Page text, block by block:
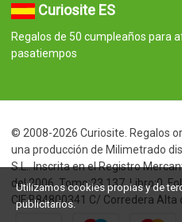
Curiosite ES
Regalos de 50 cumpleaños para
pasatiempos
© 2008-2026 Curiosite. Regalos
una producción de Milimetrado
S.L.. Inscrita en el Registro
del 2006. Tomo:23.137. Libro:0.
CIF:B84800341 C/ Corredera Alta
Utilizamos cookies propias y de
publicitarios.